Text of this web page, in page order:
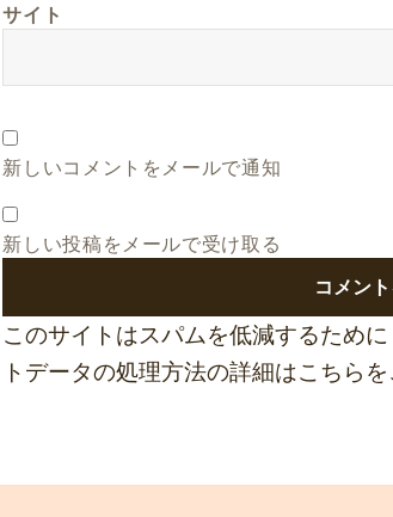
サイト
新しいコメントをメールで通知
新しい投稿をメールで受け取る
このサイトはスパムを低減するため
トデータの処理方法の詳細はこちら